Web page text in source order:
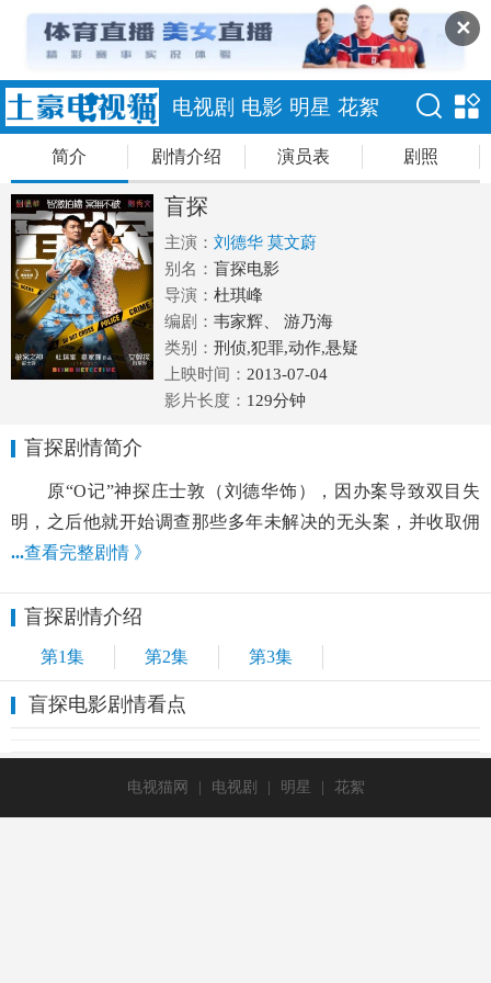
✕
电视剧 电影 明星 花絮
简介 剧情介绍 演员表 剧照
盲探
主演： 刘德华 莫文蔚
别名： 盲探电影
导演： 杜琪峰
编剧： 韦家辉、 游乃海
类别： 刑侦,犯罪,动作,悬疑
上映时间： 2013-07-04
影片长度： 129分钟
盲探剧情简介
原“O记”神探庄士敦（刘德华饰），因办案导致双目失
明，之后他就开始调查那些多年未解决的无头案，并收取佣
...查看完整剧情 》
盲探剧情介绍
第1集 第2集 第3集
盲探电影剧情看点
电视猫网 | 电视剧 | 明星 | 花絮